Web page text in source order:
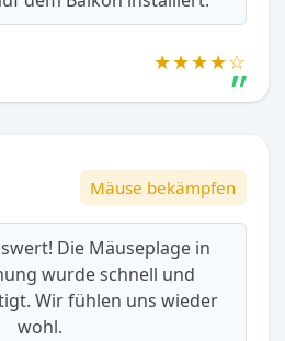
★★★★☆
Mäuse bekämpfen
Die Mäuseplage in
wurde schnell und
Wir fühlen uns wieder
wohl.